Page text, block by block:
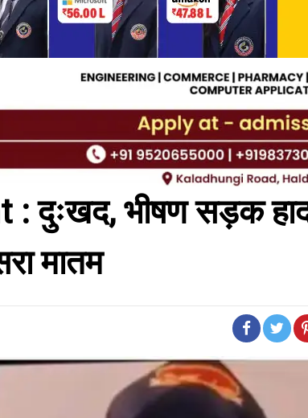
दुःखद, भीषण सड़क
मातम